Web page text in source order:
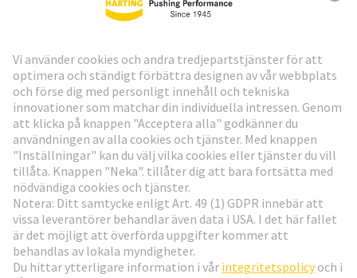
HARTING:s nyhetsbrev
Gå till registrering
Social Media